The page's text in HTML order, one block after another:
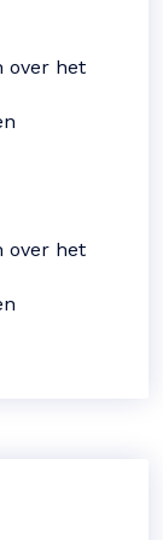
over het
over het